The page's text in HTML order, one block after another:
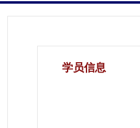
学员信息